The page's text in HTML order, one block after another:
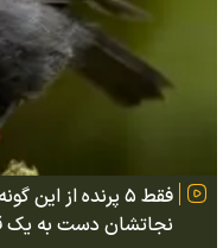
فقط ۵ پرنده از
نجاتشان دست به یک